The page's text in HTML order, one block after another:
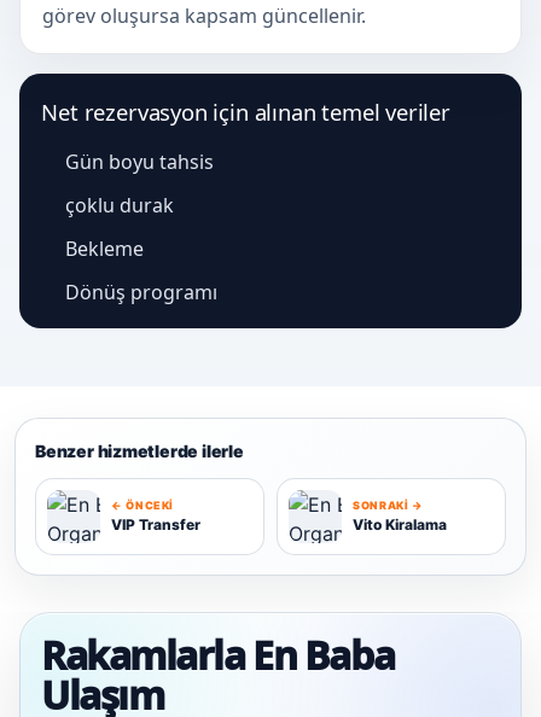
görev oluşursa kapsam güncellenir.
Net rezervasyon için alınan temel veriler
Gün boyu tahsis
çoklu durak
Bekleme
Dönüş programı
Benzer hizmetlerde ilerle
V
← ÖNCEKI
VIP Transfer
V
SONRAKI →
Vito Kiralama
Rakamlarla En Baba
Ulaşım